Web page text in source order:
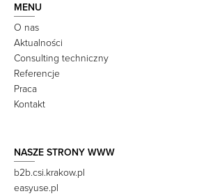
MENU
O nas
Aktualności
Consulting techniczny
Referencje
Praca
Kontakt
NASZE STRONY WWW
b2b.csi.krakow.pl
easyuse.pl